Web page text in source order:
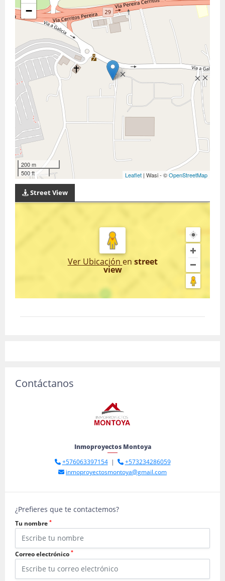
−
200 m
500 ft
Leaflet | Wasi - ©OpenStreetMap
Street View
Ver Ubicación en street
view
Contáctanos
Inmoproyectos Montoya
+576063397154|
+573234286059
inmoproyectosmontoya@gmail.com
¿Prefieres que te contactemos?
Tu nombre *
Correo electrónico *